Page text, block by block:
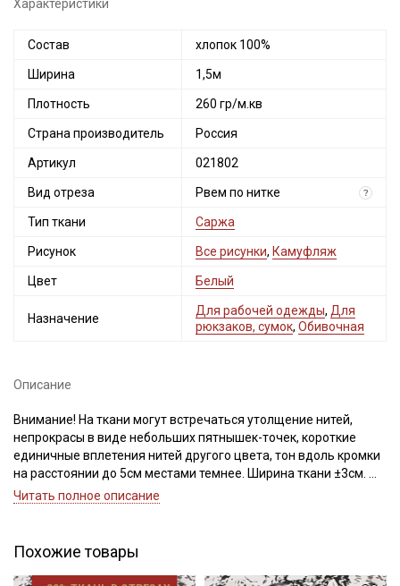
Характеристики
Состав хлопок 100%
Ширина 1,5м
Плотность 260 гр/м.кв
Страна производитель Россия
Артикул 021802
Вид отреза Рвем по нитке ?
Тип ткани Саржа
Рисунок Все рисунки, Камуфляж
Цвет Белый
Назначение
Для рабочей одежды, Для
рюкзаков, сумок, Обивочная
Описание
Внимание! На ткани могут встречаться утолщение нитей,
непрокрасы в виде небольших пятнышек-точек, короткие
единичные вплетения нитей другого цвета, тон вдоль кромки
на расстоянии до 5см местами темнее. Ширина ткани ±3см.
При продаже ткань рвем по нитке, чтобы избежать перекосов
Саржа - это плотный материал, который состоит на 100% из
хлопка. Имеет диагональное переплетение нитей (вид
переплетения, при котором на ткани четко прослеживаются
Читать полное описание
Похожие товары
промокоды и скидки до 30% на узкие
категории тканей
Электронная почта